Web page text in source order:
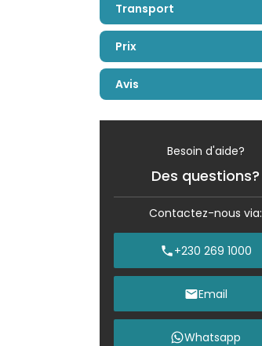
Transport
Prix
Avis
Besoin d'aide?
Des questions?
Contactez-nous via:
+230 269 1000
Email
Whatsapp